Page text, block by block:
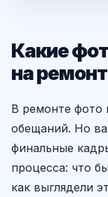
Какие
на ремонт
В ремонте фото
обещаний. Но
финальные
процесса: что
как выглядели